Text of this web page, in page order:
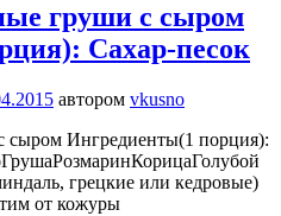
груши с сыром
Cахар-песок
автором vkusno
сыром Ингредиенты(1 порция):
грецкие или кедровые)
от кожуры